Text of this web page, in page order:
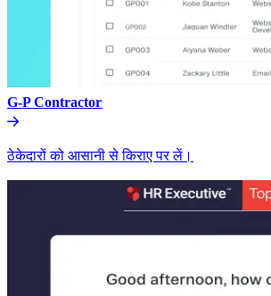
G-P Contractor​​
ठेकेदारों को आसानी से किराए पर लें।​​